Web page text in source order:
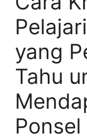
yang
Tahu